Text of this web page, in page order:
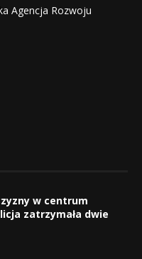
Agencja Rozwoju
w centrum
zatrzymała dwie